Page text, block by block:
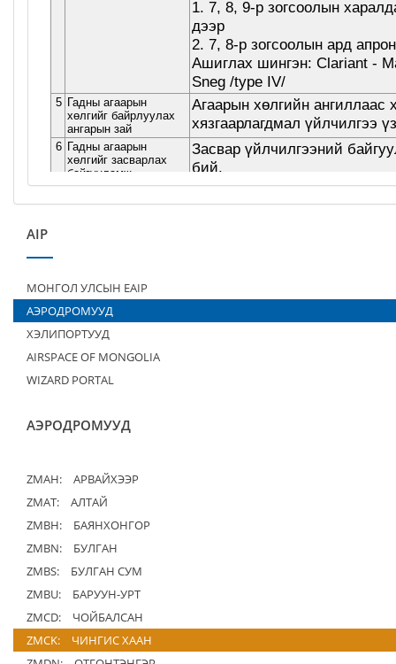
AIP
МОНГОЛ УЛСЫН EAIP
АЭРОДРОМУУД
ХЭЛИПОРТУУД
AIRSPACE OF MONGOLIA
WIZARD PORTAL
АЭРОДРОМУУД
ZMAH:
АРВАЙХЭЭР
ZMAT:
АЛТАЙ
ZMBH:
БАЯНХОНГОР
ZMBN:
БУЛГАН
ZMBS:
БУЛГАН СУМ
ZMBU:
БАРУУН-УРТ
ZMCD:
ЧОЙБАЛСАН
ZMCK:
ЧИНГИС ХААН